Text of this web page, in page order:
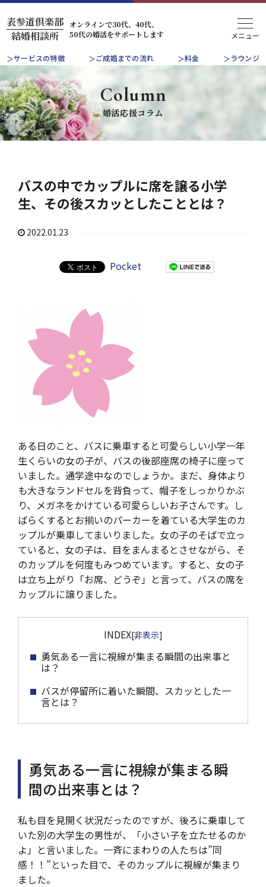
結婚相談所
表参道倶楽部
オンラインで30代、40代、
50代の婚活をサポートします
サービスの特徴 ご成婚までの流れ 料金 ラウンジ
Column
婚活応援コラム
バスの中でカップルに席を譲る小学
生、その後スカッとしたこととは？
2022.01.23
Pocket
ある日のこと、バスに乗車すると可愛らしい小学一年
生くらいの女の子が、バスの後部座席の椅子に座って
いました。通学途中なのでしょうか。まだ、身体より
も大きなランドセルを背負って、帽子をしっかりかぶ
り、メガネをかけている可愛らしいお子さんです。し
ばらくするとお揃いのパーカーを着ている大学生のカ
ップルが乗車してまいりました。女の子のそばで立っ
ていると、女の子は、目をまんまるとさせながら、そ
のカップルを何度もみつめています。すると、女の子
は立ち上がり「お席、どうぞ」と言って、バスの席を
カップルに譲りました。
INDEX[非表示]
勇気ある一言に視線が集まる瞬間の出来事と
は？
バスが停留所に着いた瞬間、スカッとした一
言とは？
勇気ある一言に視線が集まる瞬
間の出来事とは？
私も目を見開く状況だったのですが、後ろに乗車して
いた別の大学生の男性が、「小さい子を立たせるのか
よ」と言いました。一斉にまわりの人たちは”同
感！！”といった目で、そのカップルに視線が集まり
ました。